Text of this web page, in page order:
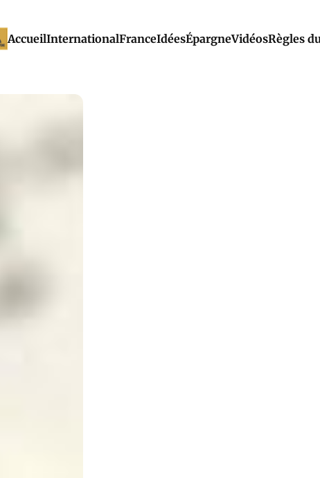
AccueilInternationalFranceIdéesÉpargneVidéosRègles